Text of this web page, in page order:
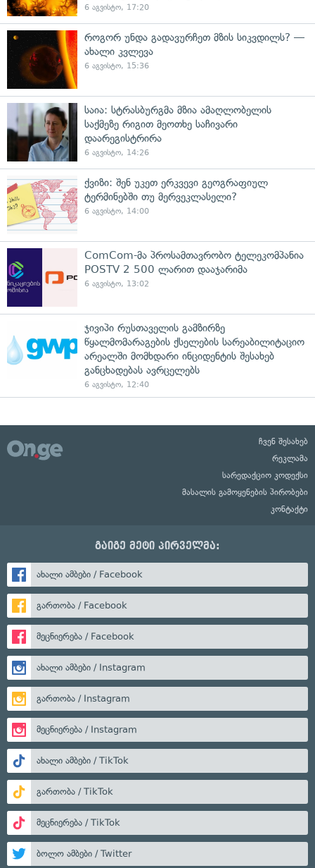
6 აგვისტო, 17:20
როგორ უნდა გადავურჩეთ მზის სიკვდილს? —
ახალი კვლევა
6 აგვისტო, 15:36
საია: სტრასბურგმა მზია ამაღლობელის
საქმეზე რიგით მეოთხე საჩივარი
დაარეგისტრირა
6 აგვისტო, 14:26
ქვიზი: შენ უკეთ ერკვევი გეოგრაფიულ
ტერმინებში თუ მერვეკლასელი?
6 აგვისტო, 14:00
ComCom-მა პროსამთავრობო ტელეკომპანია
POSTV 2 500 ლარით დააჯარიმა
6 აგვისტო, 13:02
ჯივიპი რუსთაველის გამზირზე
წყალმომარაგების ქსელების სარეაბილიტაციო
არეალში მომხდარი ინციდენტის შესახებ
განცხადებას ავრცელებს
6 აგვისტო, 12:40
ჩვენ შესახებ
რეკლამა
სარედაქციო კოდექსი
მასალის გამოყენების პირობები
კონტაქტი
გაიგე მეტი პირველმა:
ახალი ამბები / Facebook
გართობა / Facebook
მეცნიერება / Facebook
ახალი ამბები / Instagram
გართობა / Instagram
მეცნიერება / Instagram
ახალი ამბები / TikTok
გართობა / TikTok
მეცნიერება / TikTok
ბოლო ამბები / Twitter